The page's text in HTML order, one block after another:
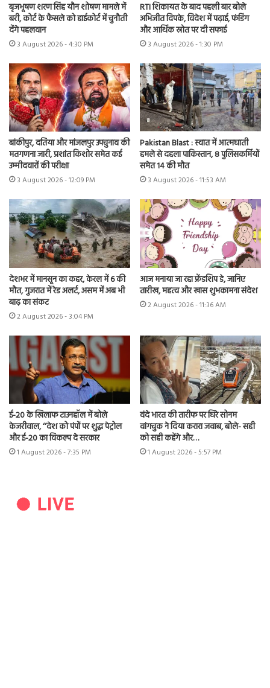
बृजभूषण शरण सिंह यौन शोषण मामले में
बरी, कोर्ट के फैसले को हाईकोर्ट में चुनौती
देंगे पहलवान
3 August 2026 - 4:30 PM
RTI शिकायत के बाद पहली बार बोले
अभिजीत दिपके, विदेश में पढ़ाई, फंडिंग
और आर्थिक स्रोत पर दी सफाई
3 August 2026 - 1:30 PM
बांकीपुर, दतिया और मांजलपुर उपचुनाव की
मतगणना जारी, प्रशांत किशोर समेत कई
उम्मीदवारों की परीक्षा
3 August 2026 - 12:09 PM
Pakistan Blast : स्वात में आत्मघाती
हमले से दहला पाकिस्तान, 8 पुलिसकर्मियों
समेत 14 की मौत
3 August 2026 - 11:53 AM
देशभर में मानसून का कहर, केरल में 6 की
मौत, गुजरात में रेड अलर्ट, असम में अब भी
बाढ़ का संकट
2 August 2026 - 3:04 PM
आज मनाया जा रहा फ्रेंडशिप डे, जानिए
तारीख, महत्व और खास शुभकामना संदेश
2 August 2026 - 11:36 AM
ई-20 के खिलाफ टाउनहॉल में बोले
केजरीवाल, ‘‘देश को पंपों पर शुद्ध पेट्रोल
और ई-20 का विकल्प दे सरकार
1 August 2026 - 7:35 PM
वंदे भारत की तारीफ पर घिरे सोनम
वांगचुक ने दिया करारा जवाब, बोले- सही
को सही कहेंगे और…
1 August 2026 - 5:57 PM